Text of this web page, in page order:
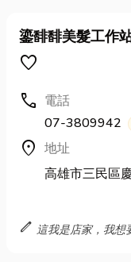
鎏馡馡美髮工作
favorite
call 電話
07-3809942
location_on 地址
高雄市三民區
edit 這我是店家，我想